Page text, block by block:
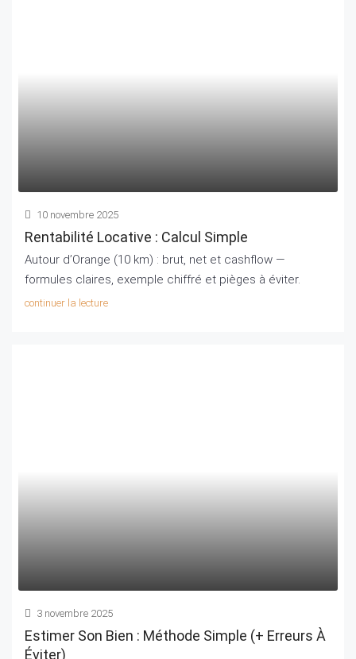
10 novembre 2025
Rentabilité Locative : Calcul Simple
Autour d’Orange (10 km) : brut, net et cashflow —
formules claires, exemple chiffré et pièges à éviter.
continuer la lecture
3 novembre 2025
Estimer Son Bien : Méthode Simple (+ Erreurs À
Éviter)